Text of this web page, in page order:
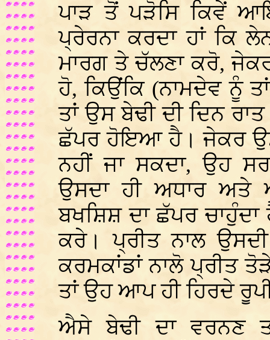
ਪਾੜ ਤੋਂ ਪੜੋਸਿ ਕਿਵੇਂ
ਪ੍ਰੇਰਨਾ ਕਰਦਾ ਹਾਂ ਕਿ
ਮਾਰਗ ਤੇ ਚੱਲਣਾ ਕਰੋ,
ਹੋ, ਕਿਉਂਕਿ (ਨਾਮਦੇਵ ਨੂੰ
ਤਾਂ ਉਸ ਬੇਢੀ ਦੀ ਦਿਨ
ਛੱਪਰ ਹੋਇਆ ਹੈ। ਜੇਕਰ
ਨਹੀਂ ਜਾ ਸਕਦਾ, ਉਹ
ਉਸਦਾ ਹੀ ਅਧਾਰ
ਬਖਸ਼ਿਸ਼ ਦਾ ਛੱਪਰ
ਕਰੇ। ਪ੍ਰੀਤ ਨਾਲ
ਕਰਮਕਾਂਡਾਂ ਨਾਲੋ ਪ੍ਰੀਤ
ਤਾਂ ਉਹ ਆਪ ਹੀ ਹਿਰਦੇ
ਐਸੇ ਬੇਢੀ ਦਾ ਵਰਨਣ